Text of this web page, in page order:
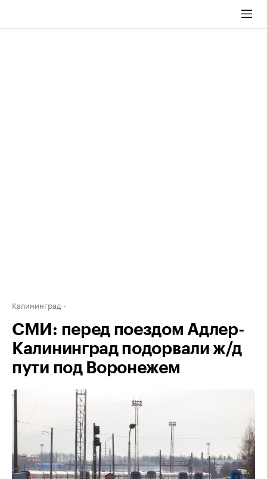
Калининград
СМИ: перед поездом Адлер-
Калининград подорвали ж/д
пути под Воронежем